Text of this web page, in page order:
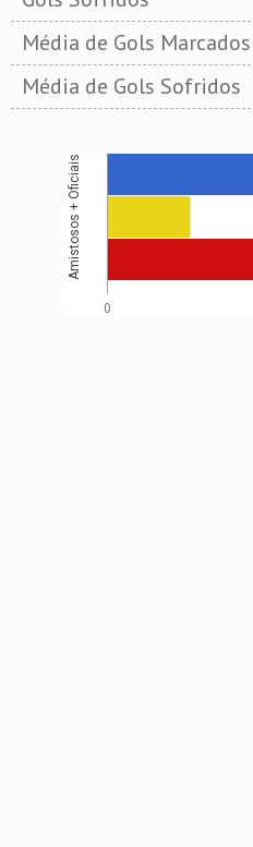
Média de Gols Marcados
Média de Gols Sofridos
0
Amistosos + Oficiais